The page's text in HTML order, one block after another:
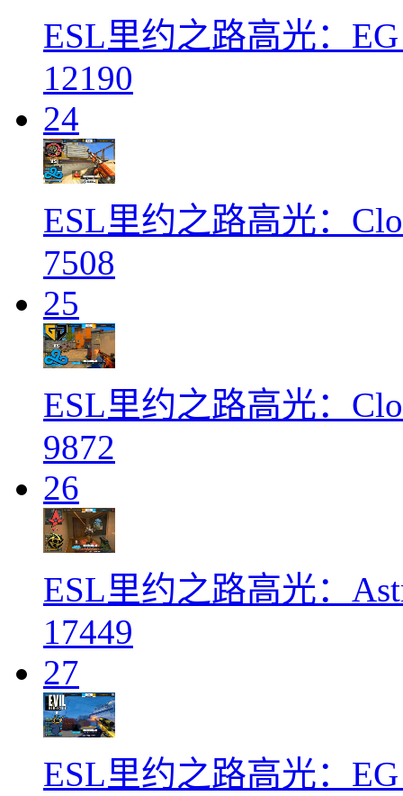
ESL里约之路高光：
12190
24
ESL里约之路高光：
7508
25
ESL里约之路高光：
9872
26
ESL里约之路高光：
17449
27
ESL里约之路高光：